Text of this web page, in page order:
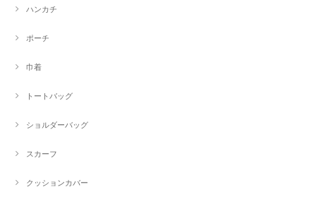
ハンカチ
ポーチ
巾着
トートバッグ
ショルダーバッグ
スカーフ
クッションカバー